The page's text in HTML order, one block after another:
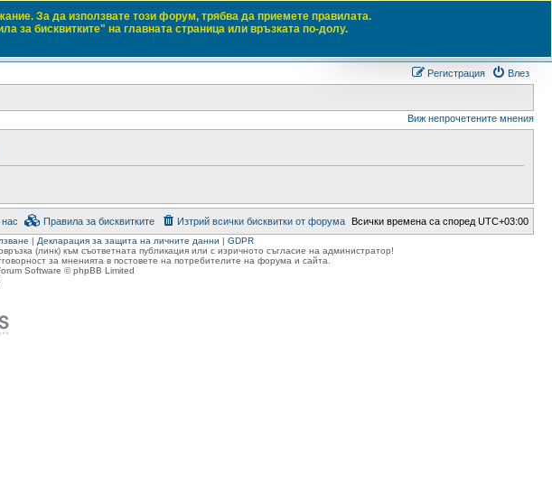
Влез
Регистрация
Виж непрочетените мнения
За да използвате този форум, трябва да приемете правилата.
за бисквитките" на главната страница или връзката по-долу.
Всички времена са според UTC+03:00
Изтрий всички бисквитки от форума
Правила за бисквитките
| Декларация за защита на личните данни | GDPR
(линк) към съответната публикация или с изричното съгласие на администратор!
за мненията в постовете на потребителите на форума и сайта.
Software © phpBB Limited